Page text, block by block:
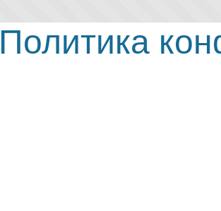
Политика